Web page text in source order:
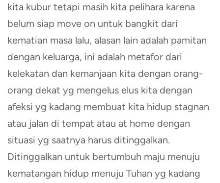
kita kubur tetapi masih kita pelihara karena
belum siap move on untuk bangkit dari
kematian masa lalu, alasan lain adalah pamitan
dengan keluarga, ini adalah metafor dari
kelekatan dan kemanjaan kita dengan orang-
orang dekat yg mengelus elus kita dengan
afeksi yg kadang membuat kita hidup stagnan
atau jalan di tempat atau at home dengan
situasi yg saatnya harus ditinggalkan.
Ditinggalkan untuk bertumbuh maju menuju
kematangan hidup menuju Tuhan yg kadang